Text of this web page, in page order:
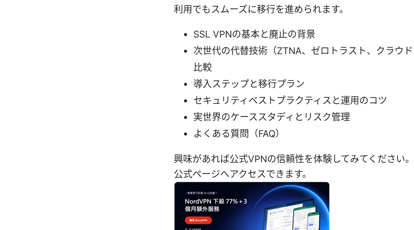
利用でもスムーズに移行を進められます。
SSL VPNの基本と廃止の背景
次世代の代替技術（ZTNA、ゼロトラスト、クラウ
比較
導入ステップと移行プラン
セキュリティベストプラクティスと運用のコツ
実世界のケーススタディとリスク管理
よくある質問（FAQ）
興味があれば公式VPNの信頼性を体験してみてください
公式ページへアクセスできます。